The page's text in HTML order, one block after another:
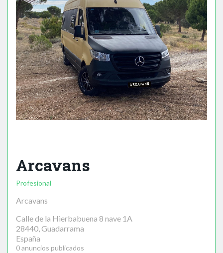
Arcavans
Profesional
Arcavans
Calle de la Hierbabuena 8 nave 1A
28440, Guadarrama
España
0 anuncios publicados